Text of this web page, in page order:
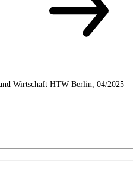
Wirtschaft HTW Berlin, 04/2025